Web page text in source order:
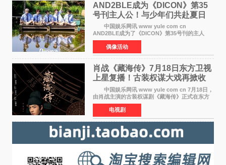
AND2BLE成为《DICON》第35
号刊主人公！与少年们共赴夏日
之约
中国娱乐网讯 www yule com cn
AND2BLE成为了《DICON》第35号刊的主人
公，本期标题为And The Summer。作为出道后
首次担任杂志画报主角的完整体，AND2BLE用清
澈的少年感与全新的夏天相遇了
偶像活动
肖战《藏海传》7月18日东方卫视
上星复播！古装权谋大戏再掀收
视热潮
中国娱乐网讯 www yule com cn 7月18日，
由肖战主演的古装权谋剧《藏海传》正式在东方
卫视上星复播，引发广泛关注。该剧此前已在网
络平台播出，凭借精良制作和紧凑剧情收获不俗
口碑，此次上
电视剧